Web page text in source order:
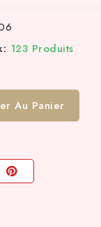
123 Produits
Au Panier